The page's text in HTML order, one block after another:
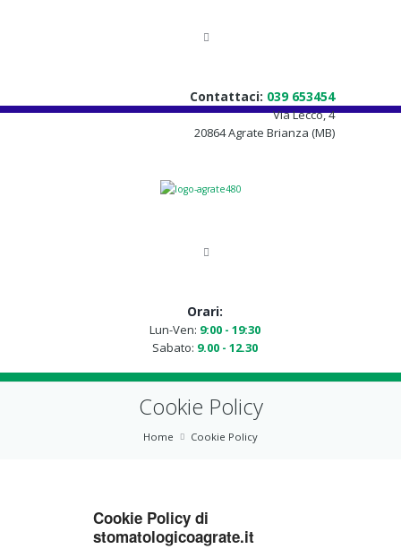
Contattaci: 039 653454
Via Lecco, 4
20864 Agrate Brianza (MB)
Orari:
Lun-Ven: 9:00 - 19:30
Sabato: 9.00 - 12.30
Cookie Policy
Home Cookie Policy
Cookie Policy di
stomatologicoagrate.it